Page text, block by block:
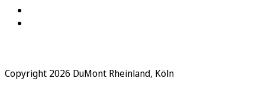
Copyright 2026 DuMont Rheinland, Köln